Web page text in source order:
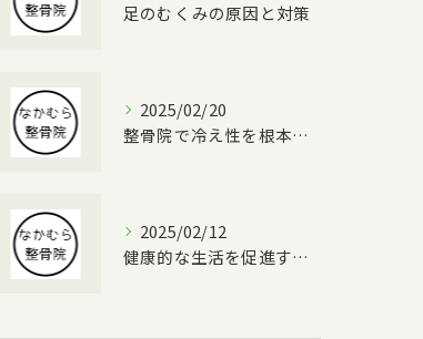
足のむくみの原因と対策
2025/02/20
整骨院で冷え性を根本改善する方法
2025/02/12
健康的な生活を促進する整体